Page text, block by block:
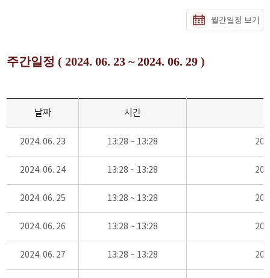
월간일정 보기
주간일정 ( 2024. 06. 23 ~ 2024. 06. 29 )
날짜 시간
2024. 06. 23 13:28 ~ 13:28
2024. 06. 24 13:28 ~ 13:28
2024. 06. 25 13:28 ~ 13:28
2024. 06. 26 13:28 ~ 13:28
2024. 06. 27 13:28 ~ 13:28